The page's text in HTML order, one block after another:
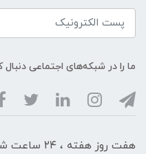
ما را در شبکه‌های اجتماعی دنبال
هفت روز